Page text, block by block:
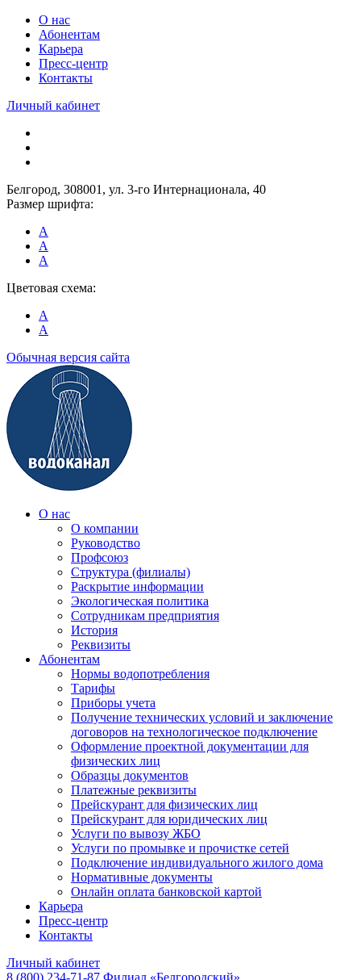
О нас
Абонентам
Карьера
Пресс-центр
Контакты
Личный кабинет
Белгород, 308001, ул. 3-го Интернационала, 40
Размер шрифта:
A
A
A
Цветовая схема:
A
A
Обычная версия сайта
О нас
О компании
Руководство
Профсоюз
Структура (филиалы)
Раскрытие информации
Экологическая политика
Сотрудникам предприятия
История
Реквизиты
Абонентам
Нормы водопотребления
Тарифы
Приборы учета
Получение технических условий и заключение
договоров на технологическое подключение
Оформление проектной документации для
физических лиц
Образцы документов
Платежные реквизиты
Прейскурант для физических лиц
Прейскурант для юридических лиц
Услуги по вывозу ЖБО
Услуги по промывке и прочистке сетей
Подключение индивидуального жилого дома
Нормативные документы
Онлайн оплата банковской картой
Карьера
Пресс-центр
Контакты
Личный кабинет
8 (800) 234-71-87 Филиал «Белгородский»